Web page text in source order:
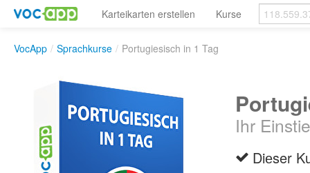
Karteikarten erstellen Kurse
VocApp / Sprachkurse / Portugiesisch in 1 Tag
Ihr
Diеser